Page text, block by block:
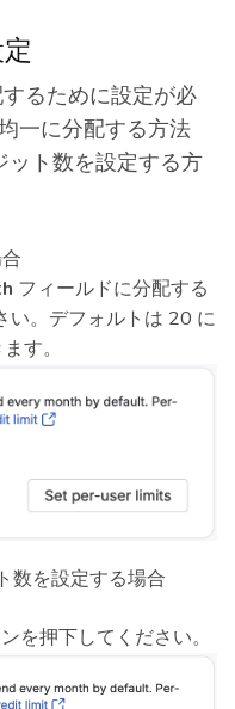
るために設定が必
一に分配する方法
ット数を設定する方
フィールドに分配する
い。デフォルトは 20 に
す。
数を設定する場合
を押下してください。